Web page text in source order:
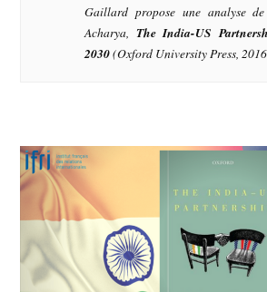
Gaillard propose une analyse
Acharya, The India-US
2030(Oxford University Press,